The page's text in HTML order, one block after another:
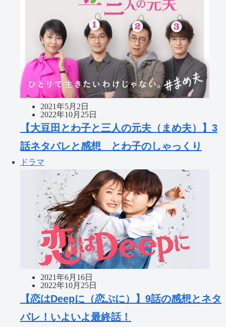
2021年5月2日
2022年10月25日
【大豆田とわ子と三人の元夫（まめ夫）】3
話ネタバレと感想 とわ子のしゃっくり
ドラマ
2021年6月16日
2022年10月25日
【恋はDeepに（恋ぷに）】9話の感想とネタ
バレ！いよいよ最終話！